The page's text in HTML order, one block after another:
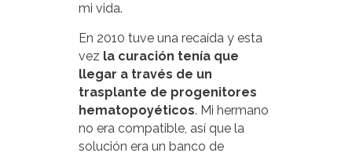
mi vida.
En 2010 tuve una recaída y esta
vez la curación tenía que
llegar a través de un
trasplante de progenitores
hematopoyéticos. Mi hermano
no era compatible, así que la
solución era un banco de